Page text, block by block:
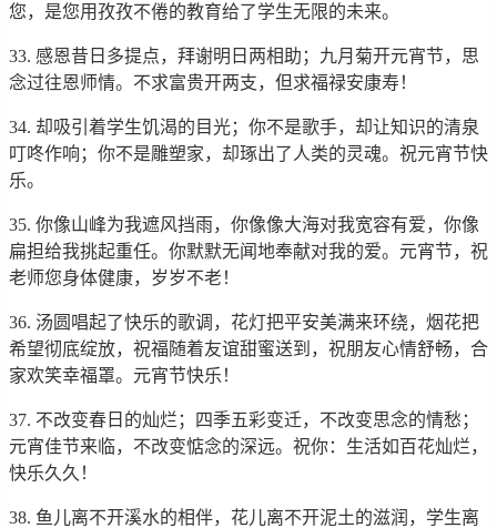
您，是您用孜孜不倦的教育给了学生无限的未来。
33. 感恩昔日多提点，拜谢明日两相助；九月菊开元宵节，思
念过往恩师情。不求富贵开两支，但求福禄安康寿！
34. 却吸引着学生饥渴的目光；你不是歌手，却让知识的清泉
叮咚作响；你不是雕塑家，却琢出了人类的灵魂。祝元宵节快
乐。
35. 你像山峰为我遮风挡雨，你像像大海对我宽容有爱，你像
扁担给我挑起重任。你默默无闻地奉献对我的爱。元宵节，祝
老师您身体健康，岁岁不老！
36. 汤圆唱起了快乐的歌调，花灯把平安美满来环绕，烟花把
希望彻底绽放，祝福随着友谊甜蜜送到，祝朋友心情舒畅，合
家欢笑幸福罩。元宵节快乐！
37. 不改变春日的灿烂；四季五彩变迁，不改变思念的情愁；
元宵佳节来临，不改变惦念的深远。祝你：生活如百花灿烂，
快乐久久！
38. 鱼儿离不开溪水的相伴，花儿离不开泥土的滋润，学生离